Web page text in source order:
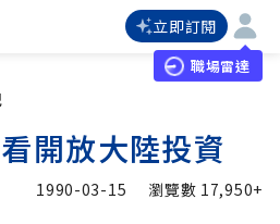
立即訂閱
職場雷達
開放大陸投資
1990-03-15 瀏覽數 17,950+